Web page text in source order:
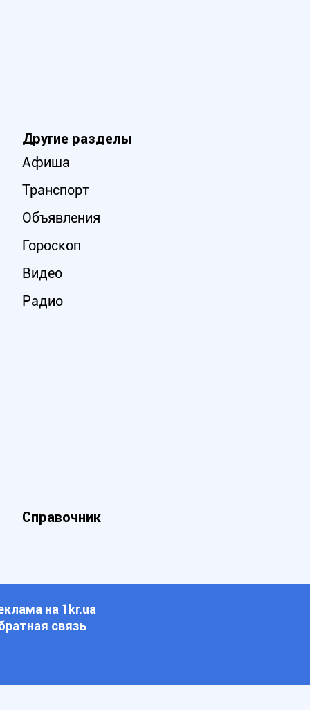
Другие разделы
Афиша
Транспорт
Объявления
Гороскоп
Видео
Радио
Справочник
на 1kr.ua
связь